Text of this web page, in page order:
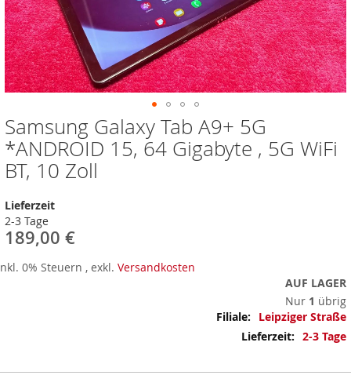
Samsung Galaxy Tab A9+ 5G
*ANDROID 15, 64 Gigabyte , 5G WiFi
BT, 10 Zoll
Lieferzeit
2-3 Tage
189,00 €
0% Steuern , exkl. Versandkosten
AUF LAGER
Nur 1 übrig
Mehr
Informationen
Leipziger Straße
2-3 Tage
Zum
Anfang
der
Bildergalerie
springen